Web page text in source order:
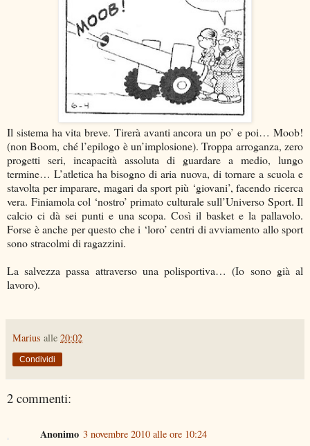
Il sistema ha vita breve. Tirerà avanti ancora un po’ e poi… Moob!
(non Boom, ché l’epilogo è un’implosione). Troppa arroganza, zero
progetti seri, incapacità assoluta di guardare a medio, lungo
termine… L’atletica ha bisogno di aria nuova, di tornare a scuola e
stavolta per imparare, magari da sport più ‘giovani’, facendo ricerca
vera. Finiamola col ‘nostro’ primato culturale sull’Universo Sport. Il
calcio ci dà sei punti e una scopa. Così il basket e la pallavolo.
Forse è anche per questo che i ‘loro’ centri di avviamento allo sport
sono stracolmi di ragazzini.
La salvezza passa attraverso una polisportiva… (Io sono già al
lavoro).
Marius alle 20:02
Condividi
2 commenti:
Anonimo 3 novembre 2010 alle ore 10:24